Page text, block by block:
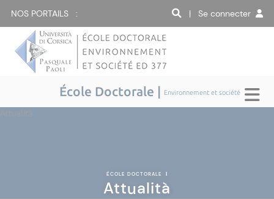
NOS PORTAILS : | Se connecter
École Doctorale | Environnement et société
ÉCOLE DOCTORALE |
Attualità